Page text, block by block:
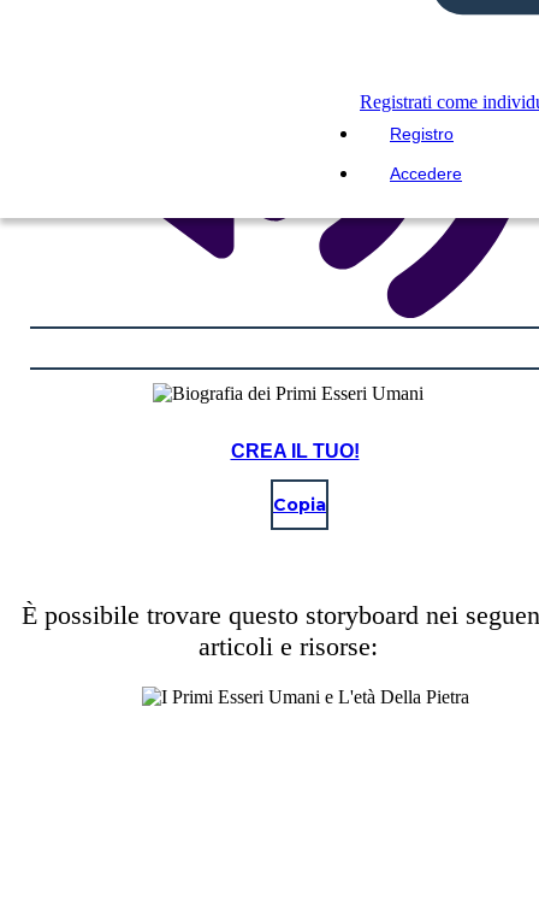
Registrati come
Registro
Accedere
CREA IL TUO!
Copia
È possibile trovare questo storyboard nei
articoli e risorse: